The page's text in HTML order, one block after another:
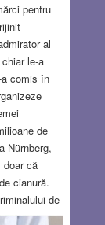
pentru
al
le-a
comis în
de
Nürnberg,
doar că
cianură.
de